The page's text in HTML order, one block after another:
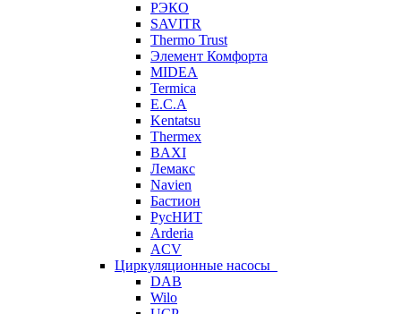
РЭКО
SAVITR
Thermo Trust
Элемент Комфорта
MIDEA
Termica
E.C.A
Kentatsu
Thermex
BAXI
Лемакс
Navien
Бастион
РусНИТ
Arderia
ACV
Циркуляционные насосы
DAB
Wilo